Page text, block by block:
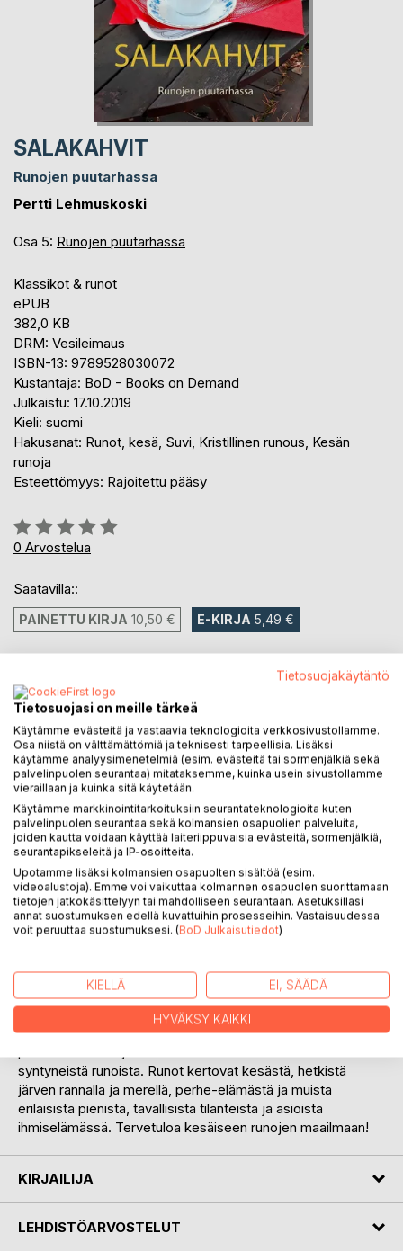
SALAKAHVIT
Runojen puutarhassa
Pertti Lehmuskoski
Osa 5: Runojen puutarhassa
Klassikot & runot
ePUB
382,0 KB
DRM: Vesileimaus
ISBN-13: 9789528030072
Kustantaja: BoD - Books on Demand
Julkaistu: 17.10.2019
Kieli: suomi
Hakusanat: Runot, kesä, Suvi, Kristillinen runous, Kesän
runoja
Esteettömyys: Rajoitettu pääsy
Arvostelu::
0%
0 Arvostelua
Saatavilla::
PAINETTU KIRJA 10,50 € E-KIRJA 5,49 €
sis. alv.
Heti ladattavissa
LISÄÄ OSTOSKORIIN
Lisää muistilistalle
Arvostele tuote
SALAKAHVIT on tekijän viides runokirja Runojen
syntyneistä runoista. Runot kertovat kesästä, hetkistä
järven rannalla ja merellä, perhe-elämästä ja muista
erilaisista pienistä, tavallisista tilanteista ja asioista
ihmiselämässä. Tervetuloa kesäiseen runojen maailmaan!
KIRJAILIJA
LEHDISTÖARVOSTELUT
Tietosuojakäytäntö
Tietosuojasi on meille tärkeä
Käytämme evästeitä ja vastaavia teknologioita verkkosivustollamme.
Osa niistä on välttämättömiä ja teknisesti tarpeellisia. Lisäksi
käytämme analyysimenetelmiä (esim. evästeitä tai sormenjälkiä sekä
palvelinpuolen seurantaa) mitataksemme, kuinka usein sivustollamme
vieraillaan ja kuinka sitä käytetään.
Käytämme markkinointitarkoituksiin seurantateknologioita kuten
palvelinpuolen seurantaa sekä kolmansien osapuolien palveluita,
joiden kautta voidaan käyttää laiteriippuvaisia evästeitä, sormenjälkiä,
seurantapikseleitä ja IP-osoitteita.
Upotamme lisäksi kolmansien osapuolten sisältöä (esim.
videoalustoja). Emme voi vaikuttaa kolmannen osapuolen suorittamaan
tietojen jatkokäsittelyyn tai mahdolliseen seurantaan. Asetuksillasi
annat suostumuksen edellä kuvattuihin prosesseihin. Vastaisuudessa
voit peruuttaa suostumuksesi. (BoD Julkaisutiedot)
KIELLÄ EI, SÄÄDÄ
HYVÄKSY KAIKKI